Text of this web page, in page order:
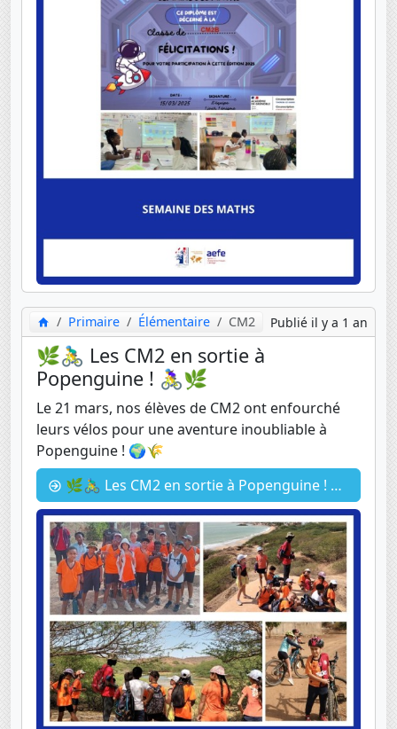
Primaire Élémentaire CM2 Publié il y a 1 an
🌿🚴‍♂️ Les CM2 en sortie à
Popenguine ! 🚴‍♀️🌿
Le 21 mars, nos élèves de CM2 ont enfourché
leurs vélos pour une aventure inoubliable à
Popenguine ! 🌍🌾
🌿🚴‍♂️ Les CM2 en sortie à Popenguine ! 🚴‍♀️🌿